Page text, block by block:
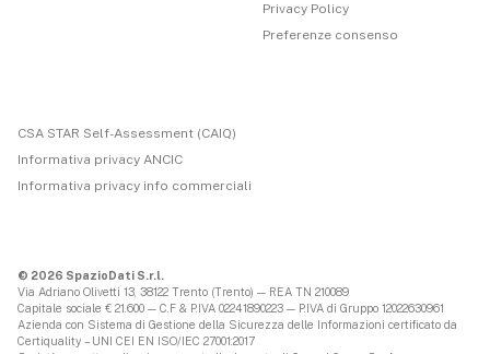
Privacy Policy
Preferenze consenso
CSA STAR Self-Assessment (CAIQ)
Informativa privacy ANCIC
Informativa privacy info commerciali
© 2026 SpazioDati S.r.l.
Via Adriano Olivetti 13, 38122 Trento (Trento) — REA TN 210089
Capitale sociale € 21.600 — C.F & P.IVA 02241890223 — P.IVA di Gruppo 12022630961
Azienda con Sistema di Gestione della Sicurezza delle Informazioni certificato da
Certiquality – UNI CEI EN ISO/IEC 27001:2017